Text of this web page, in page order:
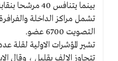
الجديد
بينما يتنافس 40
تشمل مراكز الداخلة
التصويت 6700 عضو.
تشير المؤشرات الاولية لقلة
تتجاوز الالف بقليل ، وقال